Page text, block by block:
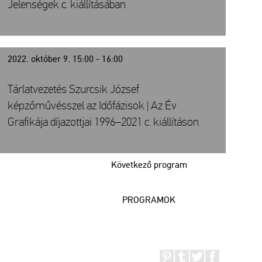
Jelenségek c. kiállításában
2022. október 9. 15:00 - 16:00
Következő program
Tárlatvezetés Szurcsik József
képzőművésszel az Időfázisok | Az Év
Grafikája díjazottjai 1996–2021 c. kiállításon
PROGRAMOK